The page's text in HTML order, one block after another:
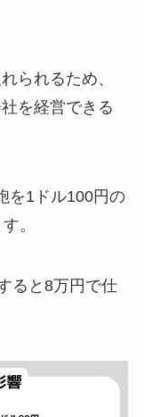
られるため、
を経営できる
を1ドル100円の
。
ると8万円で仕